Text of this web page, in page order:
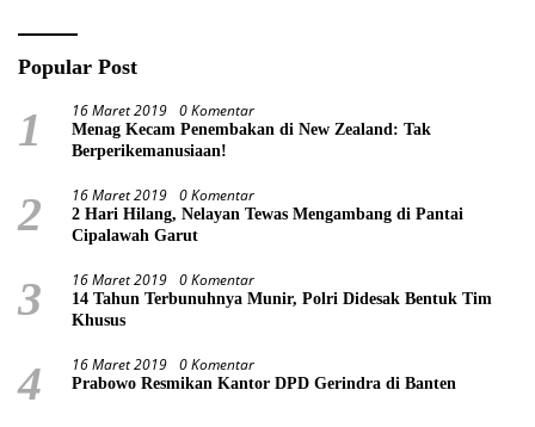
Popular Post
1 16 Maret 2019 0 Komentar
Menag Kecam Penembakan di New Zealand: Tak
Berperikemanusiaan!
2 16 Maret 2019 0 Komentar
2 Hari Hilang, Nelayan Tewas Mengambang di Pantai
Cipalawah Garut
3 16 Maret 2019 0 Komentar
14 Tahun Terbunuhnya Munir, Polri Didesak Bentuk Tim
Khusus
4 16 Maret 2019 0 Komentar
Prabowo Resmikan Kantor DPD Gerindra di Banten